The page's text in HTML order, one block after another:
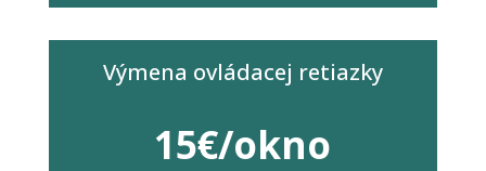
Výmena ovládacej retiazky
15€/okno